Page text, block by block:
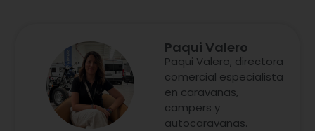
Paqui Valero
Paqui Valero, directora
comercial especialista
en caravanas,
campers y
autocaravanas.